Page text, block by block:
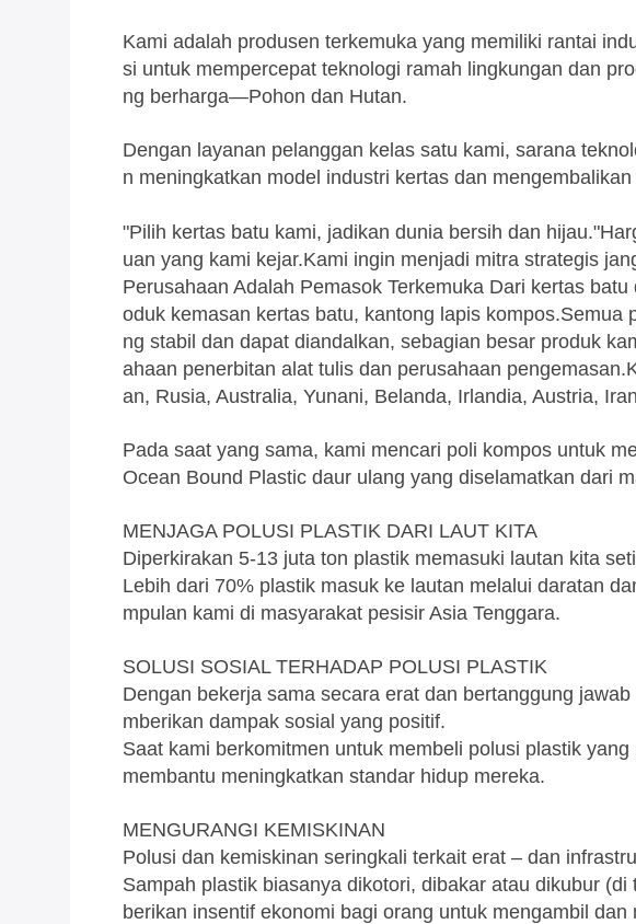
Kami adalah produsen terkemuka yang memiliki rantai
si untuk mempercepat teknologi ramah lingkungan dan
ng berharga—Pohon dan Hutan.
Dengan layanan pelanggan kelas satu kami, sarana
n meningkatkan model industri kertas dan
"Pilih kertas batu kami, jadikan dunia bersih dan
uan yang kami kejar.Kami ingin menjadi mitra strategis
Perusahaan Adalah Pemasok Terkemuka Dari kertas
oduk kemasan kertas batu, kantong lapis
ng stabil dan dapat diandalkan, sebagian besar produk
ahaan penerbitan alat tulis dan perusahaan
an, Rusia, Australia, Yunani, Belanda, Irlandia, Austria,
Pada saat yang sama, kami mencari poli kompos untuk
Ocean Bound Plastic daur ulang yang diselamatkan dari
MENJAGA POLUSI PLASTIK DARI LAUT KITA​
Diperkirakan 5-13 juta ton plastik memasuki lautan kita
Lebih dari 70% plastik masuk ke lautan melalui daratan
mpulan kami di masyarakat pesisir Asia Tenggara.
SOLUSI SOSIAL TERHADAP POLUSI PLASTIK
Dengan bekerja sama secara erat dan bertanggung
mberikan dampak sosial yang positif.
Saat kami berkomitmen untuk membeli polusi plastik
membantu meningkatkan standar hidup mereka.​
MENGURANGI KEMISKINAN
Polusi dan kemiskinan seringkali terkait erat – dan
Sampah plastik biasanya dikotori, dibakar atau dikubur
berikan insentif ekonomi bagi orang untuk mengambil